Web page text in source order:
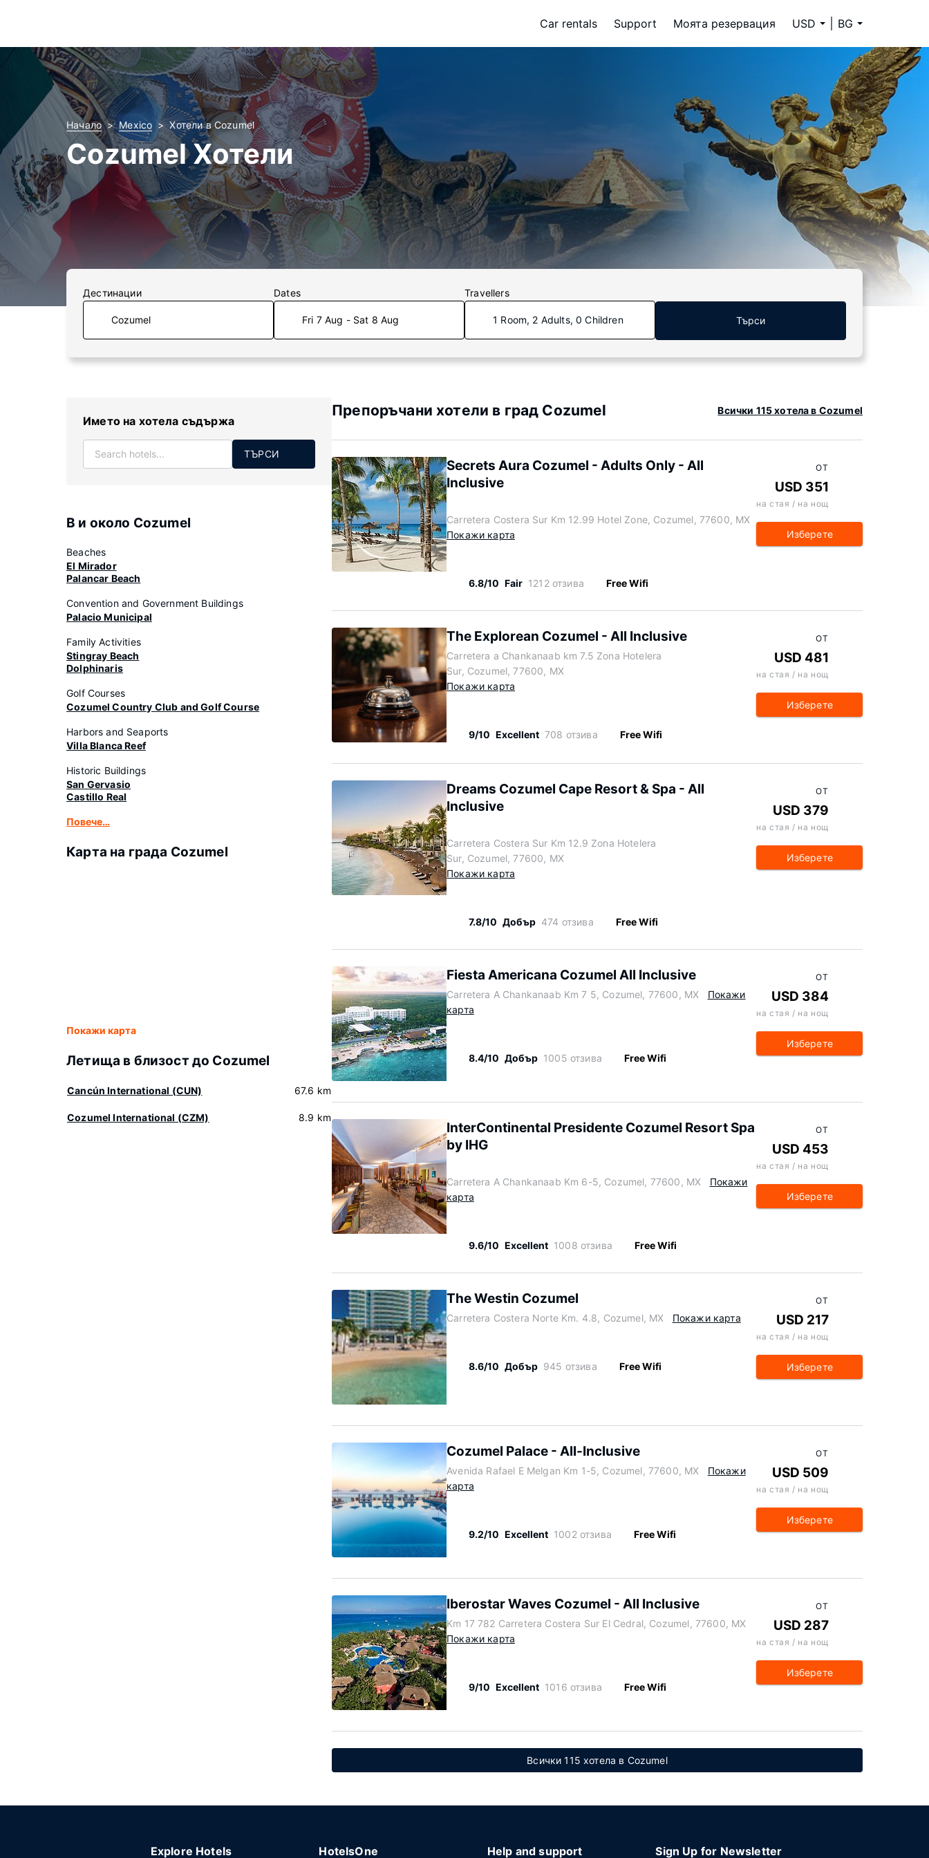
Car rentals Support Моята резервация USD BG
Начало Mexico Хотели в Cozumel
Cozumel Хотели
Дестинации Dates
Fri 7 Aug - Sat 8 Aug
Travellers
1 Room, 2 Adults, 0 Children Търси
Името на хотела съдържа
ТЪРСИ
В и около Cozumel
Beaches
El Mirador
Palancar Beach
Convention and Government Buildings
Palacio Municipal
Family Activities
Stingray Beach
Dolphinaris
Golf Courses
Cozumel Country Club and Golf Course
Harbors and Seaports
Villa Blanca Reef
Historic Buildings
San Gervasio
Castillo Real
Повече…
Карта на града Cozumel
Покажи карта
Летища в близост до Cozumel
Cancún International (CUN) 67.6 km
Cozumel International (CZM) 8.9 km
Препоръчани хотели в град Cozumel Всички 115 хотела в Cozumel
Secrets Aura Cozumel - Adults Only - All
Inclusive
Carretera Costera Sur Km 12.99 Hotel Zone, Cozumel, 77600, MX
Покажи карта
6.8/10 Fair 1212 отзива Free Wifi
ОТ
USD 351
на стая / на нощ
Изберете
The Explorean Cozumel - All Inclusive
Carretera a Chankanaab km 7.5 Zona Hotelera
Sur, Cozumel, 77600, MX
Покажи карта
9/10 Excellent 708 отзива Free Wifi
ОТ
USD 481
на стая / на нощ
Изберете
Dreams Cozumel Cape Resort & Spa - All
Inclusive
Carretera Costera Sur Km 12.9 Zona Hotelera
Sur, Cozumel, 77600, MX
Покажи карта
7.8/10 Добър 474 отзива Free Wifi
ОТ
USD 379
на стая / на нощ
Изберете
Fiesta Americana Cozumel All Inclusive
Carretera A Chankanaab Km 7 5, Cozumel, 77600, MX
Покажи
карта
8.4/10 Добър 1005 отзива Free Wifi
ОТ
USD 384
на стая / на нощ
Изберете
InterContinental Presidente Cozumel Resort Spa
by IHG
Carretera A Chankanaab Km 6-5, Cozumel, 77600, MX
Покажи
карта
9.6/10 Excellent 1008 отзива Free Wifi
ОТ
USD 453
на стая / на нощ
Изберете
The Westin Cozumel
Carretera Costera Norte Km. 4.8, Cozumel, MX Покажи карта
8.6/10 Добър 945 отзива Free Wifi
ОТ
USD 217
на стая / на нощ
Изберете
Cozumel Palace - All-Inclusive
Avenida Rafael E Melgan Km 1-5, Cozumel, 77600, MX
Покажи
карта
9.2/10 Excellent 1002 отзива Free Wifi
ОТ
USD 509
на стая / на нощ
Изберете
Iberostar Waves Cozumel - All Inclusive
Km 17 782 Carretera Costera Sur El Cedral, Cozumel, 77600, MX
Покажи карта
9/10 Excellent 1016 отзива Free Wifi
ОТ
USD 287
на стая / на нощ
Изберете
Всички 115 хотела в Cozumel
Explore Hotels HotelsOne Help and support Sign Up for Newsletter